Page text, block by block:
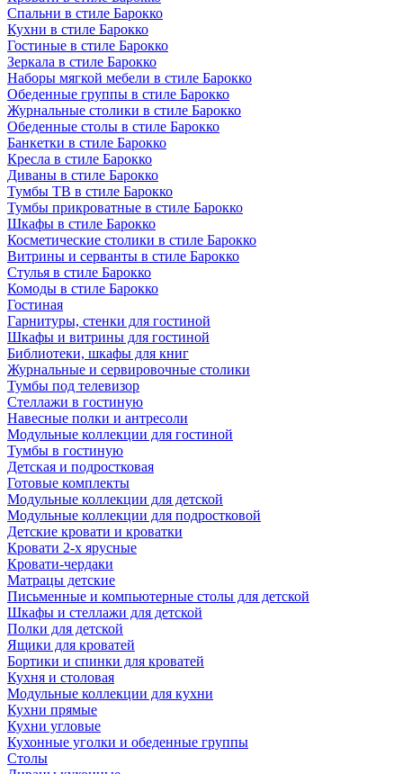
Спальни в стиле Барокко
Кухни в стиле Барокко
Гостиные в стиле Барокко
Зеркала в стиле Барокко
Наборы мягкой мебели в стиле Барокко
Обеденные группы в стиле Барокко
Журнальные столики в стиле Барокко
Обеденные столы в стиле Барокко
Банкетки в стиле Барокко
Кресла в стиле Барокко
Диваны в стиле Барокко
Тумбы ТВ в стиле Барокко
Тумбы прикроватные в стиле Барокко
Шкафы в стиле Барокко
Косметические столики в стиле Барокко
Витрины и серванты в стиле Барокко
Стулья в стиле Барокко
Комоды в стиле Барокко
Гостиная
Гарнитуры, стенки для гостиной
Шкафы и витрины для гостиной
Библиотеки, шкафы для книг
Журнальные и сервировочные столики
Тумбы под телевизор
Стеллажи в гостиную
Навесные полки и антресоли
Модульные коллекции для гостиной
Тумбы в гостиную
Детская и подростковая
Готовые комплекты
Модульные коллекции для детской
Модульные коллекции для подростковой
Детские кровати и кроватки
Кровати 2-х ярусные
Кровати-чердаки
Матрацы детские
Письменные и компьютерные столы для детской
Шкафы и стеллажи для детской
Полки для детской
Ящики для кроватей
Бортики и спинки для кроватей
Кухня и столовая
Модульные коллекции для кухни
Кухни прямые
Кухни угловые
Кухонные уголки и обеденные группы
Столы